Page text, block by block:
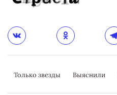
Только звезды Выяснили